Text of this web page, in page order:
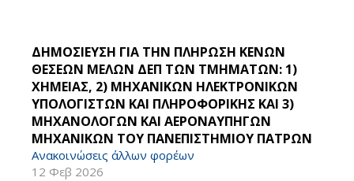
ΔΗΜΟΣΙΕΥΣΗ ΓΙΑ ΤΗΝ ΠΛΗΡΩΣΗ ΚΕΝΩΝ
ΘΕΣΕΩΝ ΜΕΛΩΝ ΔΕΠ ΤΩΝ ΤΜΗΜΑΤΩΝ: 1)
ΧΗΜΕΙΑΣ, 2) ΜΗΧΑΝΙΚΩΝ ΗΛΕΚΤΡΟΝΙΚΩΝ
ΥΠΟΛΟΓΙΣΤΩΝ ΚΑΙ ΠΛΗΡΟΦΟΡΙΚΗΣ ΚΑΙ 3)
ΜΗΧΑΝΟΛΟΓΩΝ ΚΑΙ ΑΕΡΟΝΑΥΠΗΓΩΝ
ΜΗΧΑΝΙΚΩΝ ΤΟΥ ΠΑΝΕΠΙΣΤΗΜΙΟΥ ΠΑΤΡΩΝ
Ανακοινώσεις άλλων φορέων
12 Φεβ 2026